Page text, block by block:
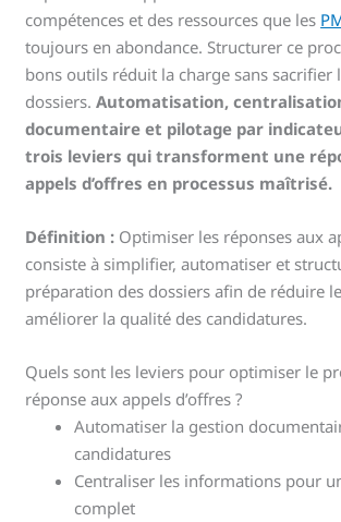
compétences et des ressources que les
toujours en abondance. Structurer ce
bons outils réduit la charge sans sacrifier
dossiers.Automatisation,
documentaire et pilotage par
trois leviers qui transforment une
appels d’offres en processus maîtrisé.
Définition : Optimiser les réponses aux
consiste à simplifier, automatiser et
préparation des dossiers afin de réduire
améliorer la qualité des candidatures.
Quels sont les leviers pour optimiser le
réponse aux appels d’offres ?
Automatiser la gestion
candidatures
Centraliser les informations pour
complet